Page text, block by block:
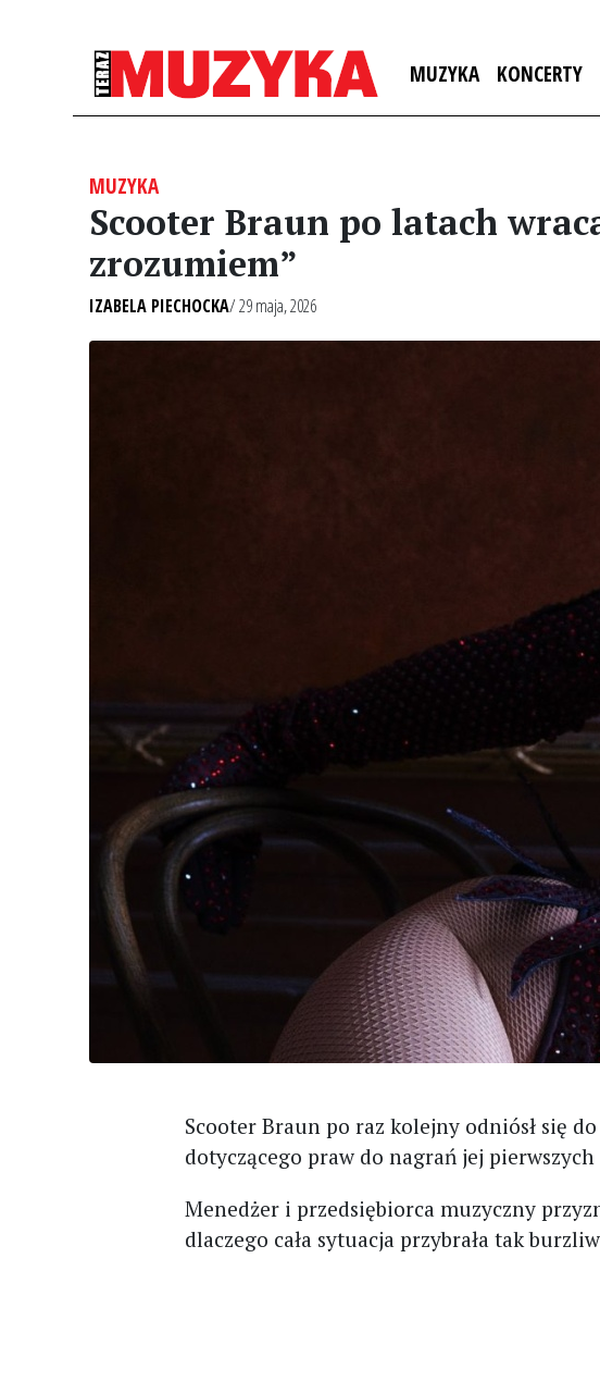
MUZYKA KONCERTY
MUZYKA
Scooter Braun po latach
zrozumiem”
IZABELA PIECHOCKA/ 29 maja, 2026
Scooter Braun po raz kolejny odniósł się
dotyczącego praw do nagrań jej
Menedżer i przedsiębiorca muzyczny
dlaczego cała sytuacja przybrała tak